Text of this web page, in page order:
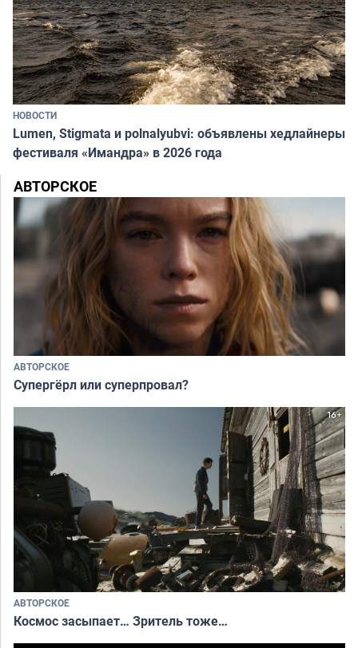
НОВОСТИ
Lumen, Stigmata и polnalyubvi: объявлены хедлайнеры
фестиваля «Имандра» в 2026 года
АВТОРСКОЕ
АВТОРСКОЕ
Супергёрл или суперпровал?
АВТОРСКОЕ
Космос засыпает… Зритель тоже…